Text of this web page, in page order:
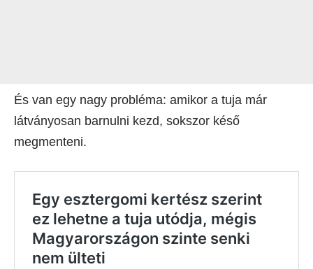
És van egy nagy probléma: amikor a tuja már
látványosan barnulni kezd, sokszor késő
megmenteni.